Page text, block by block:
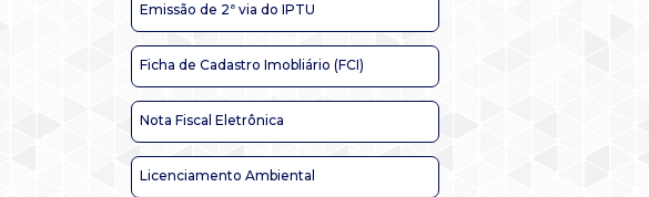
Emissão de 2ª via do IPTU
Ficha de Cadastro Imobliário (FCI)
Nota Fiscal Eletrônica
Licenciamento Ambiental